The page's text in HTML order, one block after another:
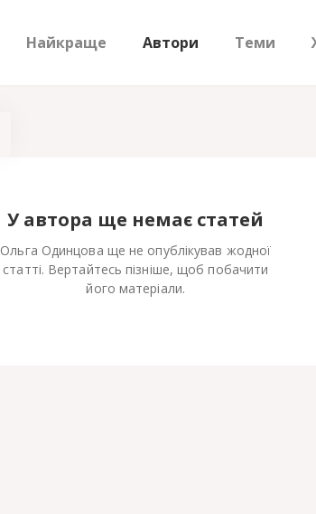
Найкраще Автори Теми
У автора ще немає статей
Ольга Одинцова ще не опублікував жодної
статті. Вертайтесь пізніше, щоб побачити
його матеріали.